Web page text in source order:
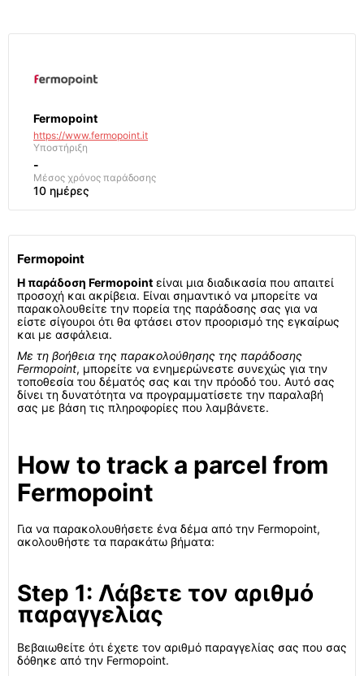
Fermopoint
https://www.fermopoint.it
Υποστήριξη
-
Μέσος χρόνος παράδοσης
10 ημέρες
Fermopoint
Η παράδοση Fermopoint είναι μια διαδικασία που απαιτεί
προσοχή και ακρίβεια. Είναι σημαντικό να μπορείτε να
παρακολουθείτε την πορεία της παράδοσης σας για να
είστε σίγουροι ότι θα φτάσει στον προορισμό της εγκαίρως
και με ασφάλεια.
Με τη βοήθεια της παρακολούθησης της παράδοσης
Fermopoint, μπορείτε να ενημερώνεστε συνεχώς για την
τοποθεσία του δέματός σας και την πρόοδό του. Αυτό σας
δίνει τη δυνατότητα να προγραμματίσετε την παραλαβή
σας με βάση τις πληροφορίες που λαμβάνετε.
How to track a parcel from
Fermopoint
Για να παρακολουθήσετε ένα δέμα από την Fermopoint,
ακολουθήστε τα παρακάτω βήματα:
Step 1: Λάβετε τον αριθμό
παραγγελίας
Βεβαιωθείτε ότι έχετε τον αριθμό παραγγελίας σας που σας
δόθηκε από την Fermopoint.